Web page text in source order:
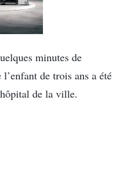
minutes de
de trois ans a été
de la ville.